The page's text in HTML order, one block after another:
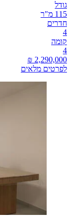
גודל
115 מ"ר
חדרים
4
קומה
4
לפרטים מלאים